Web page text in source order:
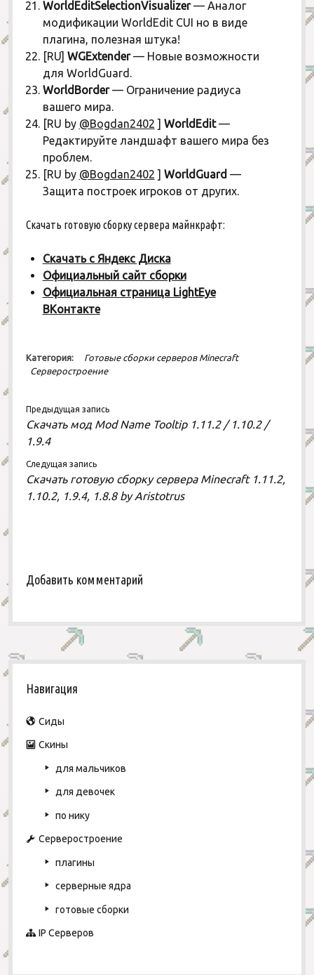
WorldEditSelectionVisualizer— Аналог
модификации WorldEdit CUI но в виде
плагина, полезная штука!
[RU] WGExtender— Новые возможности
для WorldGuard.
WorldBorder— Ограничение радиуса
вашего мира.
[RU by @Bogdan2402 ] WorldEdit—
Редактируйте ландшафт вашего мира без
проблем.
[RU by @Bogdan2402 ] WorldGuard —
Защита построек игроков от других.
Скачать готовую сборку сервера майнкрафт:
Скачать с Яндекс Диска
Официальный сайт сборки
Официальная страница LightEye
ВКонтакте
Категория:
Готовые сборки серверов Minecraft
Серверостроение
Предыдущая запись
Скачать мод Mod Name Tooltip 1.11.2 / 1.10.2 /
1.9.4
Следущая запись
Скачать готовую сборку сервера Minecraft 1.11.2,
1.10.2, 1.9.4, 1.8.8 by Aristotrus
Добавить комментарий
Навигация
Сиды
Скины
для мальчиков
для девочек
по нику
Серверостроение
плагины
серверные ядра
готовые сборки
IP Серверов